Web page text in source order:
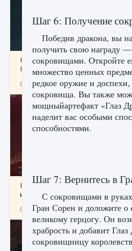
Как проверить статус сервера
Hawk Ops
9 августа 2024 1 286
Как приручить существ
игре Creatures of Ava
9 августа 2024 1 218
Шаг 6: Получение
Победив дракона, вы
получить свою награду
сокровищами. Откройте
множество ценных
редкое оружие и
сокровища. Вы также
мощныйартефакт «Глаз
наделит вас особыми
способностями.
Шаг 7: Вернитесь в
С сокровищами в
Гран Сорен и доложите о
великому герцогу. Он
храбрость и добавит
сокровищницу